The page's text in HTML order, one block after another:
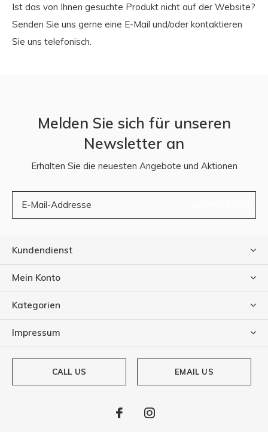
Ist das von Ihnen gesuchte Produkt nicht auf der Website?
Senden Sie uns gerne eine E-Mail und/oder kontaktieren
Sie uns telefonisch.
Melden Sie sich für unseren
Newsletter an
Erhalten Sie die neuesten Angebote und Aktionen
Kundendienst
Mein Konto
Kategorien
Impressum
CALL US EMAIL US